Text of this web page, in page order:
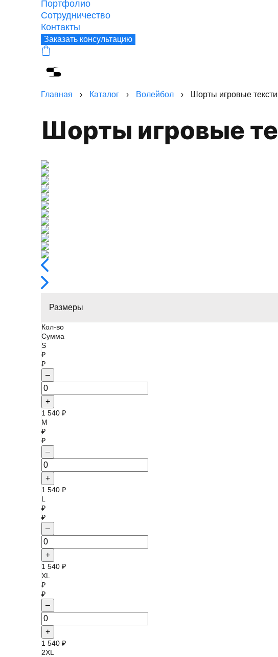
Портфолио
Сотрудничество
Контакты
Заказать консультацию
Главная › Каталог › Волейбол › Шорты игровые
Шорты игровые
Размеры
Кол-во
Сумма
S
₽
₽
–
+
1 540 ₽
M
₽
₽
–
+
1 540 ₽
L
₽
₽
–
+
1 540 ₽
XL
₽
₽
–
+
1 540 ₽
2XL